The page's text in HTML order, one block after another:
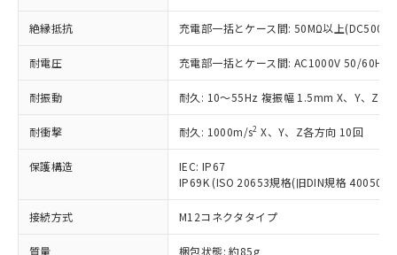
絶縁抵抗 充電部一括とケース間: 50MΩ以上(DC500V
耐電圧 充電部一括とケース間: AC1000V 50/60Hz
耐振動 耐久: 10～55Hz 複振幅 1.5mm X、Y、Z各
耐衝撃 耐久: 1000m/s2 X、Y、Z各方向 10回
保護構造
IEC: IP67
IP69K (ISO 20653規格(旧DIN規格 40050
接続方式 M12コネクタタイプ
質量 梱包状態: 約85g
在庫状況および標準価格照会結果は、
記載している更新日時点での社内デー
タに基づき作成されるものであり、閲
覧された時点での実際の在庫および標
準価格とは異なる場合があることをご
了承ください。
正式な納期状況および標準価格はお客
様のお取引先、またはお客様担当のオ
ムロン制御機器販売店・当社販売員に
ご相談ください。
オムロン制御機器販売店や当社販売拠
販売ネットワーク
」をご確認
むを得ず変更することがあります。
*EU RoHS指令（10物質）：
鉛(Pb) 1000ppm以下、 水銀(Hg) 1000ppm以下、 カド
ミウム(Cd) 100ppm以下、
六価クロム(Cr(Ⅵ)) 1000ppm以下、ポリ臭化ビフェニル
類(PBB) 1000ppm以下、ポリ臭化ジフェニルエーテル類
(PBDE) 1000ppm以下、フタル酸ビス(2-エチルヘキシ
ル) (DEHP)(別名：DOP) 1000ppm以下、フタル酸ブチ
(DIBP) 1000ppm以下
但し、RoHS指令で産業用監視および制御機器に対する
適用除外項目は除く。
フタル酸エステル類の４物質については閾値を超える意
図的な使用がないことを確認しています。
「－」：未確認です。当社販売部門へお問
い合わせください。
*中国RoHS10物質の基準値 (GB/T26572)：
Pb(鉛) :1000ppm、 Hg(水銀) : 1000ppm、 Cd(カドミウ
Cr(Ⅵ)(六価クロム) : 1000ppm、 PBBs(ポリ臭化ビフェ
ニル類) : 1000ppm、 PBDEs(ポリ臭化ジフェニルエーテ
DBP(フタル酸ジブチル) : 1000ppm、 DIBP(フタル酸ジ
イソブチル) : 1000ppm、 BBP(フタル酸ブチルベンジ
ル) : 1000ppm、
DEHP(フタル酸ビス(2-エチルヘキシル)) : 1000ppm
※2 環境保護使用期限
為替および外国貿易法に定める商品
（以下｢規制貨物等」という）を輸出
または国外への提供する場合は、日本
国政府の輸出許可(または役務取引許
可)を取得するなどの必要な手続きを
当社は規制貨物を破棄する場合は、完
全に破砕するなど、違法に輸出されな
いよう必要な手段を講じます。
当社は貴社製品を、核兵器、ミサイ
ル、化学兵器、生物兵器またはその他
武器並びにこれらの製造装置等に一切
使用いたしません。
一定数以上の在庫あり
一定数には満たないが在庫あり
在庫なし(最新の在庫状況につ
いては、お客様のお取引先、ま
たはお客様担当のオムロン制御